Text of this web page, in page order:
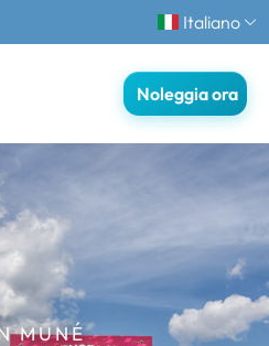
Italiano
Noleggia ora
MUNÉ